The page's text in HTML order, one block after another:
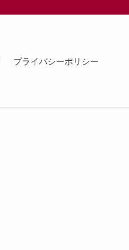
プライバシーポリシー